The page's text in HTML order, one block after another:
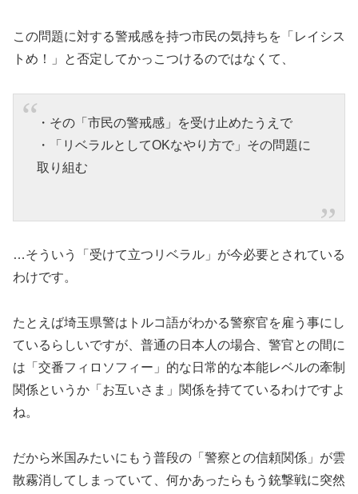
この問題に対する警戒感を持つ市民の気持ちを「レイシス
トめ！」と否定してかっこつけるのではなくて、
・その「市民の警戒感」を受け止めたうえで
・「リベラルとしてOKなやり方で」その問題に
取り組む
…そういう「受けて立つリベラル」が今必要とされている
わけです。
たとえば埼玉県警はトルコ語がわかる警察官を雇う事にし
ているらしいですが、普通の日本人の場合、警官との間に
は「交番フィロソフィー」的な日常的な本能レベルの牽制
関係というか「お互いさま」関係を持てているわけですよ
ね。
だから米国みたいにもう普段の「警察との信頼関係」が雲
散霧消してしまっていて、何かあったらもう銃撃戦に突然